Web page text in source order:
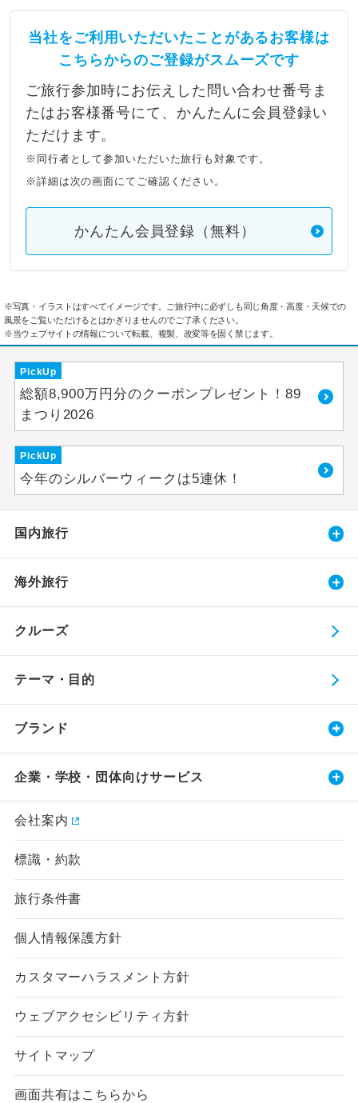
当社をご利用いただいたことがあるお客様は
こちらからのご登録がスムーズです
ご旅行参加時にお伝えした問い合わせ番号ま
たはお客様番号にて、かんたんに会員登録い
ただけます。
※同行者として参加いただいた旅行も対象です。
※詳細は次の画面にてご確認ください。
かんたん会員登録（無料）
※写真・イラストはすべてイメージです。ご旅行中に必ずしも同じ角度・高度・天候での
風景をご覧いただけるとはかぎりませんのでご了承ください。
※当ウェブサイトの情報について転載、複製、改変等を固く禁じます。
PickUp
総額8,900万円分のクーポンプレゼント！89
まつり2026
PickUp
今年のシルバーウィークは5連休！
国内旅行
海外旅行
クルーズ
テーマ・目的
ブランド
企業・学校・団体向けサービス
会社案内
標識・約款
旅行条件書
個人情報保護方針
カスタマーハラスメント方針
ウェブアクセシビリティ方針
サイトマップ
画面共有はこちらから